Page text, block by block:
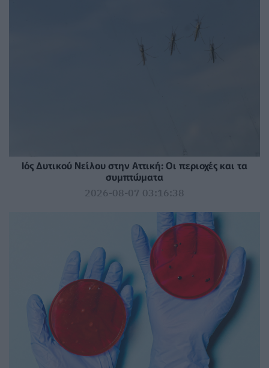
Ιός Δυτικού Νείλου στην Αττική: Οι περιοχές και τα
συμπτώματα
2026-08-07 03:16:38